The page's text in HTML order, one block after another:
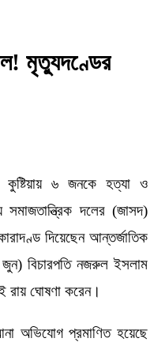
মৃত্যুদণ্ডের
৬ জনকে হত্যা ও
সমাজতান্ত্রিক দলের (জাসদ)
দিয়েছেন আন্তর্জাতিক
বিচারপতি নজরুল ইসলাম
রায় ঘোষণা করেন।
অভিযোগ প্রমাণিত হয়েছে